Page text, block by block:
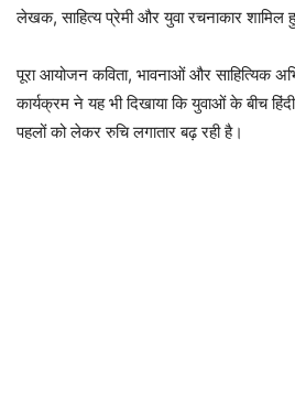
लेखक, साहित्य प्रेमी और युवा रचनाकार शामिल
पूरा आयोजन कविता, भावनाओं और साहित्यिक
कार्यक्रम ने यह भी दिखाया कि युवाओं के बीच
पहलों को लेकर रुचि लगातार बढ़ रही है।